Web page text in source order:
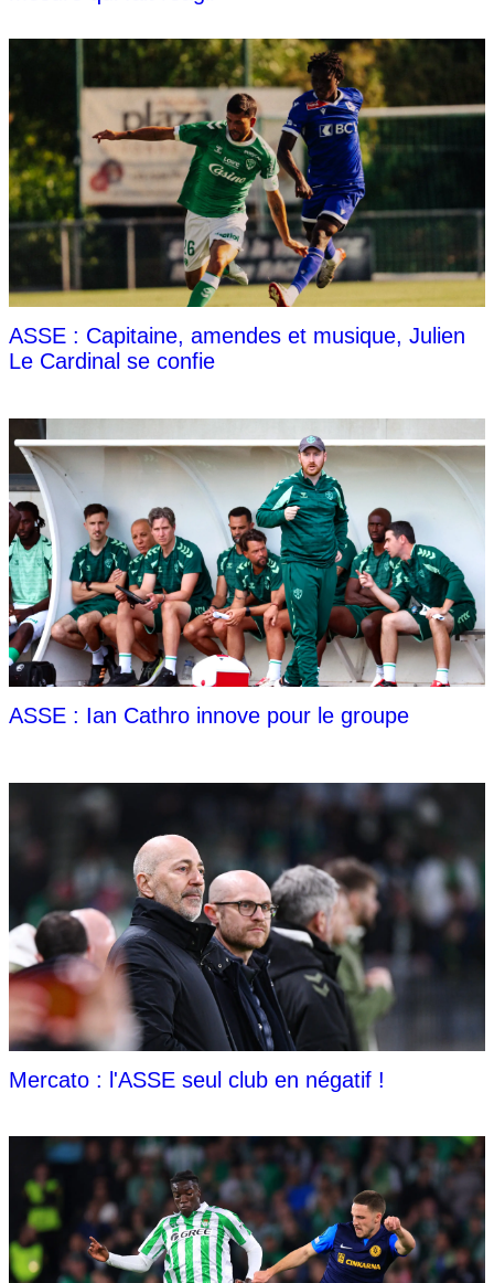
ASSE : Capitaine, amendes et musique, Julien
Le Cardinal se confie
ASSE : Ian Cathro innove pour le groupe
Mercato : l'ASSE seul club en négatif !